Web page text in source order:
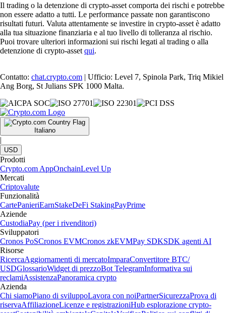
Il trading o la detenzione di crypto-asset comporta dei rischi e potrebbe
non essere adatto a tutti. Le performance passate non garantiscono
risultati futuri. Valuta attentamente se investire in crypto-asset è adatto
alla tua situazione finanziaria e al tuo livello di tolleranza al rischio.
Puoi trovare ulteriori informazioni sui rischi legati al trading o alla
detenzione di crypto-asset qui.
Contatto: chat.crypto.com | Ufficio: Level 7, Spinola Park, Triq Mikiel
Ang Borg, St Julians SPK 1000 Malta.
Italiano
|
USD
Prodotti
Crypto.com AppOnchainLevel Up
Mercati
Criptovalute
Funzionalità
CartePanieriEarnStakeDeFi StakingPayPrime
Aziende
CustodiaPay (per i rivenditori)
Sviluppatori
Cronos PoSCronos EVMCronos zkEVMPay SDKSDK agenti AI
Risorse
RicercaAggiornamenti di mercatoImparaConvertitore BTC/
USDGlossarioWidget di prezzoBot TelegramInformativa sui
reclamiAssistenzaPanoramica crypto
Azienda
Chi siamoPiano di sviluppoLavora con noiPartnerSicurezzaProva di
riservaAffiliazioneLicenze e registrazioniHub esplorazione crypto-